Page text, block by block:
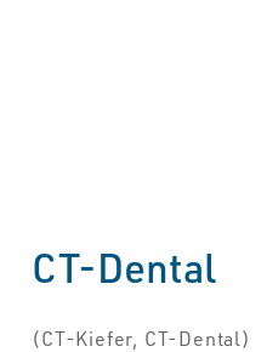
CT-Dental
(CT-Kiefer, CT-Dental)